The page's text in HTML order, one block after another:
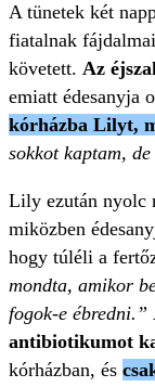
A tünetek két
fiatalnak
követett. Az
emiatt édesanyja
kórházba Lilyt,
sokkot kaptam,
Lily ezután nyolc
miközben
hogy túléli a
mondta, amikor
fogok-e ébredni.”
antibiotikumot
kórházban, és